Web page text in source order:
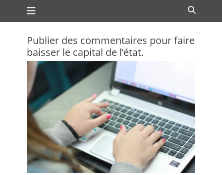
Passer
au
Premier menu
Publier des commentaires pour faire
baisser le capital de l’état.